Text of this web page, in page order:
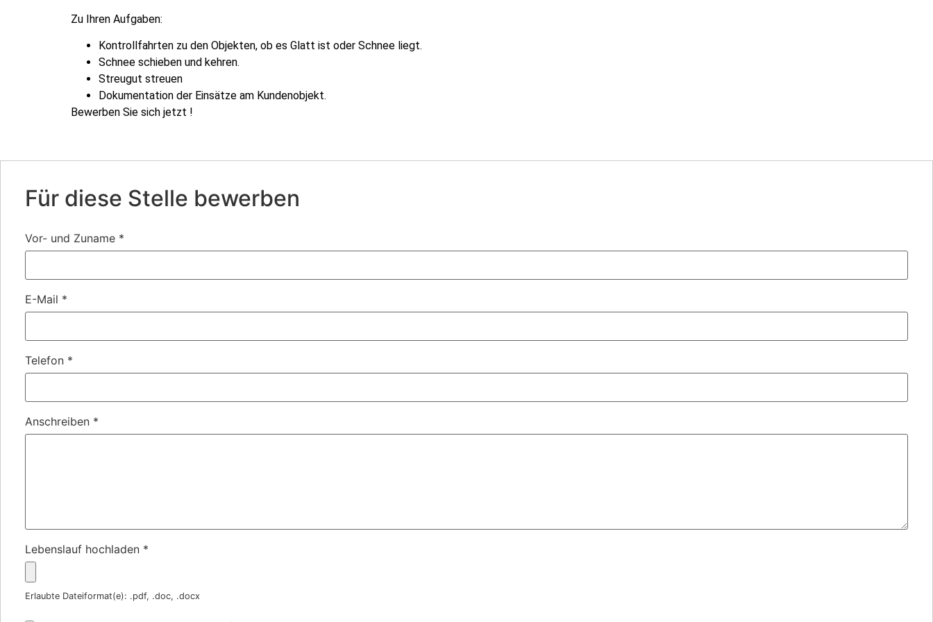
Zu Ihren Aufgaben:
Kontrollfahrten zu den Objekten, ob es Glatt ist oder Schnee liegt.
Schnee schieben und kehren.
Streugut streuen
Dokumentation der Einsätze am Kundenobjekt.
Bewerben Sie sich jetzt !
Für diese Stelle bewerben
Vor- und Zuname *
E-Mail *
Telefon *
Anschreiben *
Lebenslauf hochladen *
Erlaubte Dateiformat(e): .pdf, .doc, .docx